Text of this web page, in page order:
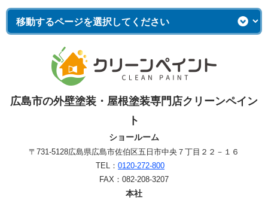
広島市の外壁塗装・屋根塗装専門店クリーンペイン
ト
ショールーム
〒731-5128広島県広島市佐伯区五日市中央７丁目２２－１６
TEL： 0120-272-800
FAX：082-208-3207
本社